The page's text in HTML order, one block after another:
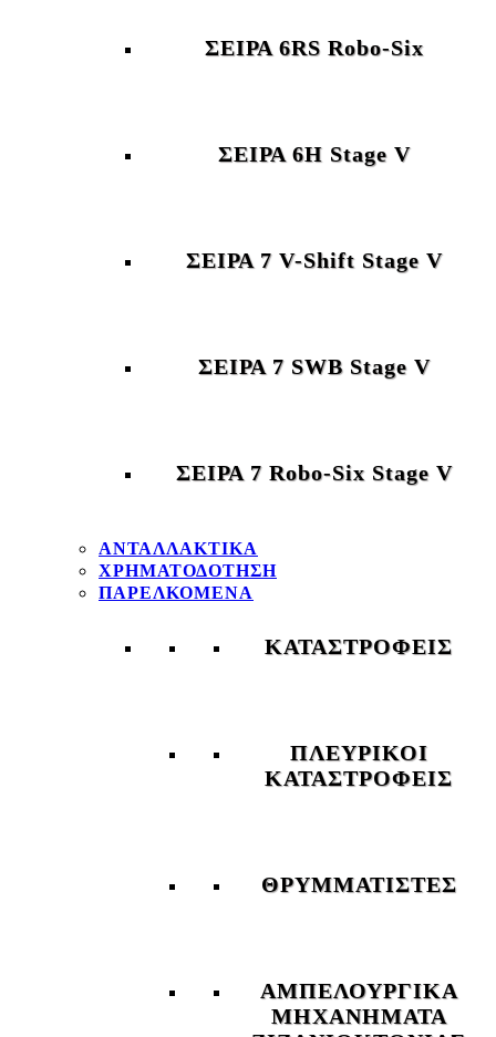
ΣΕΙΡΑ 6RS Robo-Six
ΣΕΙΡΑ 6H Stage V
ΣΕΙΡΑ 7 V-Shift Stage V
ΣΕΙΡΑ 7 SWB Stage V
ΣΕΙΡΑ 7 Robo-Six Stage V
ΑΝΤΑΛΛΑΚΤΙΚΑ
ΧΡΗΜΑΤΟΔΟΤΗΣΗ
ΠΑΡΕΛΚΟΜΕΝΑ
ΚΑΤΑΣΤΡΟΦΕΙΣ
ΠΛΕΥΡΙΚΟΙ
ΚΑΤΑΣΤΡΟΦΕΙΣ
ΘΡΥΜΜΑΤΙΣΤΕΣ
ΑΜΠΕΛΟΥΡΓΙΚΑ
ΜΗΧΑΝΗΜΑΤΑ